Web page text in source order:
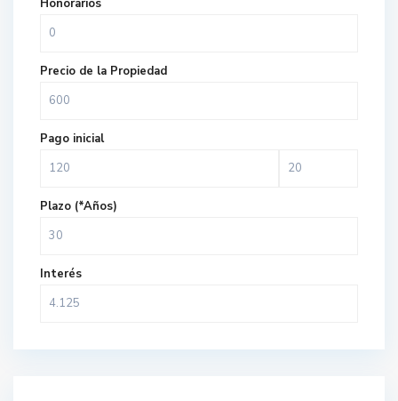
Honorarios
Precio de la Propiedad
Pago inicial
Plazo (*Años)
Interés